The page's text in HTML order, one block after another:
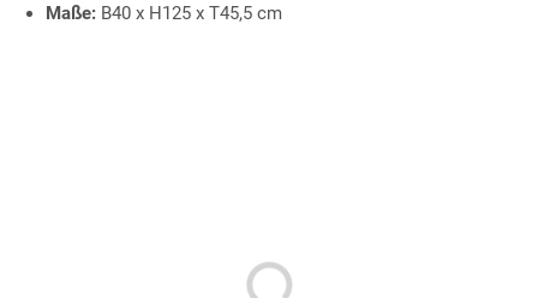
Maße: B40 x H125 x T45,5 cm